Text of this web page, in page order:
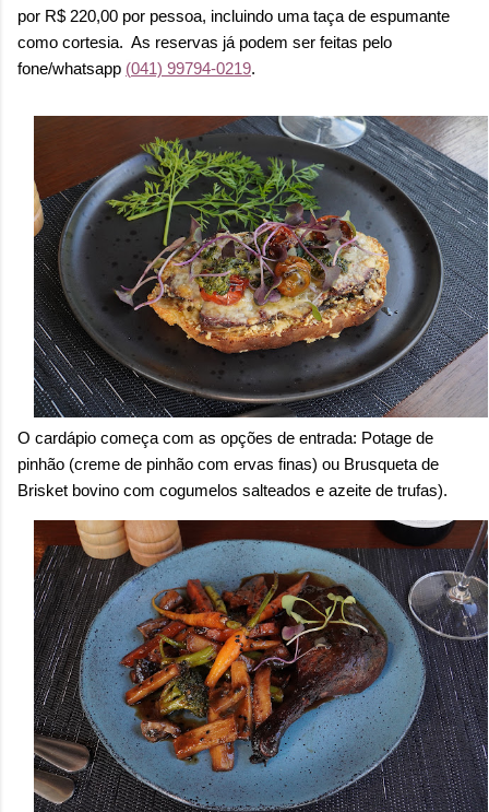
por R$ 220,00 por pessoa, incluindo uma taça de espumante
como cortesia. As reservas já podem ser feitas pelo
fone/whatsapp (041) 99794-0219.
O cardápio começa com as opções de entrada: Potage de
pinhão (creme de pinhão com ervas finas) ou Brusqueta de
Brisket bovino com cogumelos salteados e azeite de trufas).